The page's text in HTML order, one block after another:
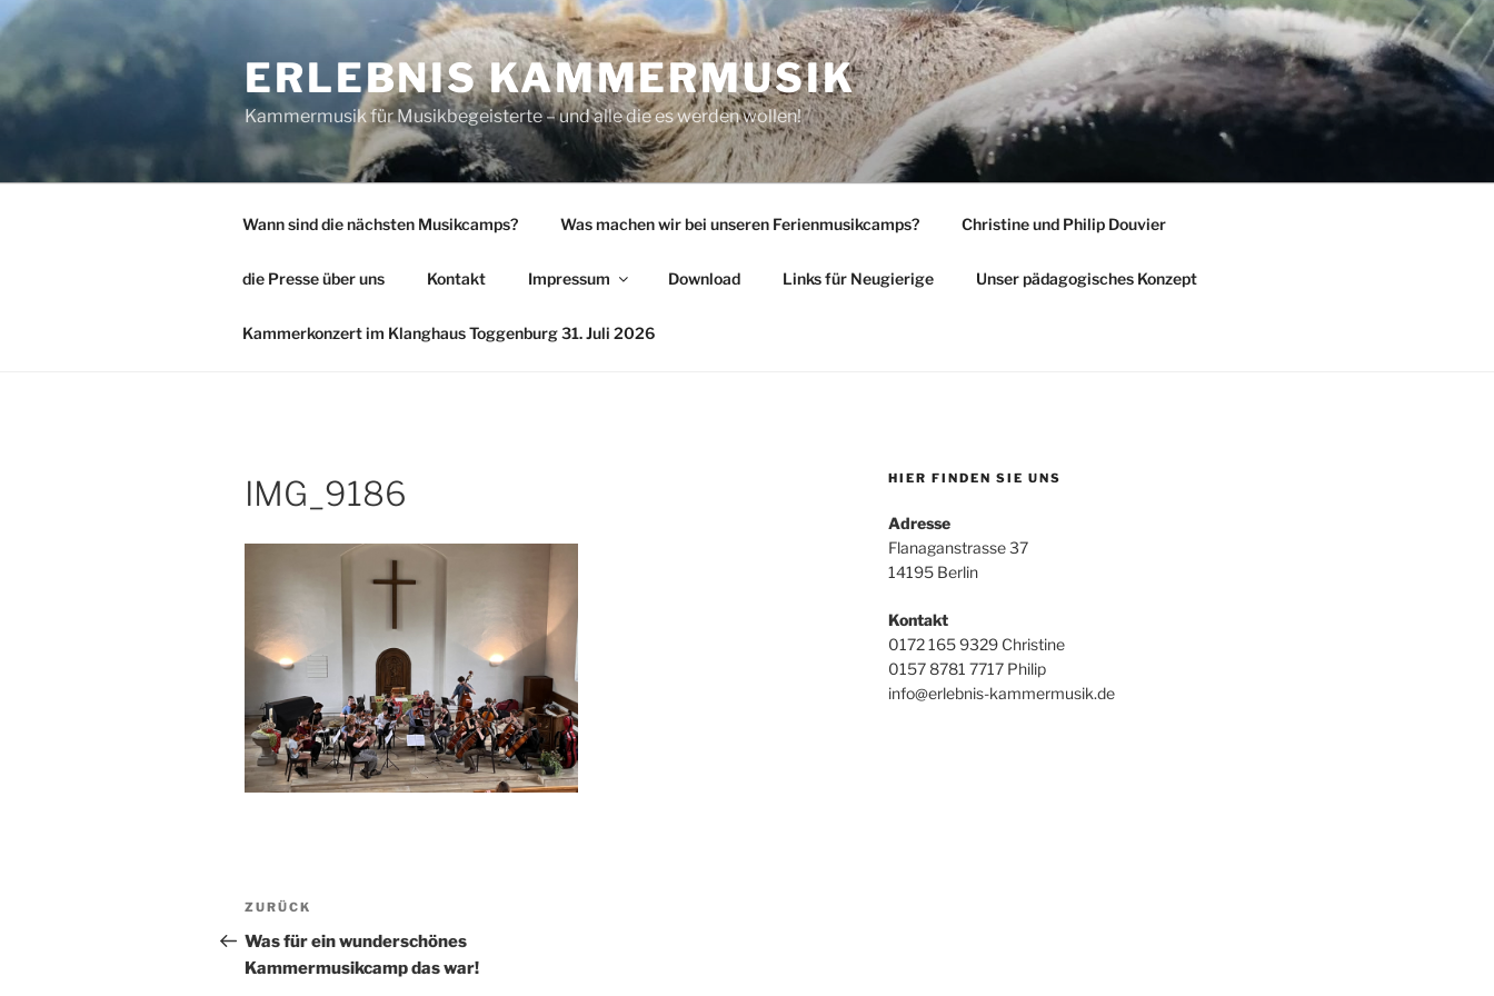
Zum
Inhalt
springen
ERLEBNIS KAMMERMUSIK
Kammermusik für Musikbegeisterte – und alle die es werden wollen!
Wann sind die nächsten Musikcamps? Was machen wir bei unseren Ferienmusikcamps? Christine und Philip Douvier
die Presse über uns Kontakt Impressum Download Links für Neugierige Unser pädagogisches Konzept
Kammerkonzert im Klanghaus Toggenburg 31. Juli 2026
IMG_9186
Beitragsnavigation
Vorheriger
Beitrag
ZURÜCK
Was für ein wunderschönes
Kammermusikcamp das war!
HIER FINDEN SIE UNS
Adresse
Flanaganstrasse 37
14195 Berlin
Kontakt
0172 165 9329 Christine
0157 8781 7717 Philip
info@erlebnis-kammermusik.de